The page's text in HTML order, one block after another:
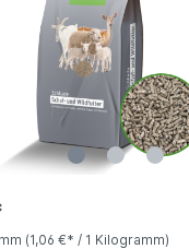
(1,06 €* / 1 Kilogramm)